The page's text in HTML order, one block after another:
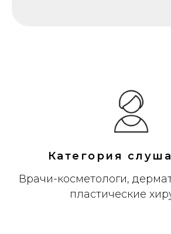
Категория
Врачи-косметологи,
пластические